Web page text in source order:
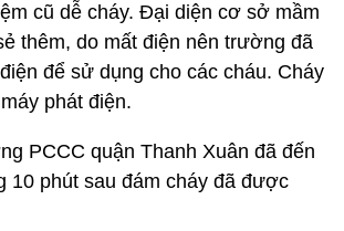
cũ dễ cháy. Đại diện cơ sở mầm
thêm, do mất điện nên trường đã
để sử dụng cho các cháu. Cháy
phát điện.
PCCC quận Thanh Xuân đã đến
10 phút sau đám cháy đã được